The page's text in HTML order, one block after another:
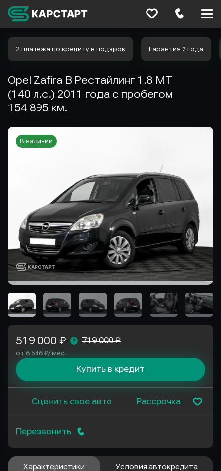
2 платежа по кредиту в подарок Гарантия 2 года
Opel Zafira B Рестайлинг 1.8 MT
(140 л.с.) 2011 года с пробегом
154 895 км.
В наличии
519 000 ₽ 719 000 ₽
от 6 546 ₽/ мес.
Купить в кредит
Оценить свое авто Рассрочка
Перезвонить
Характеристики Условия автокредита